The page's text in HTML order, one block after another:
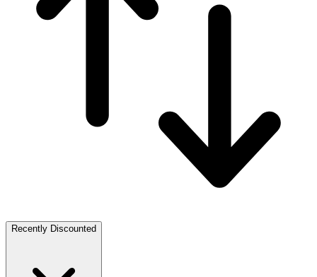
Recently Discounted